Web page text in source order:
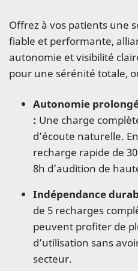
Offrez à vos patients une
fiable et performante,
autonomie et visibilité
pour une sérénité totale,
Autonomie
: Une charge
d’écoute naturelle.
recharge rapide de
8h d’audition de
Indépendance
de 5 recharges
peuvent profiter de
d’utilisation sans
secteur.